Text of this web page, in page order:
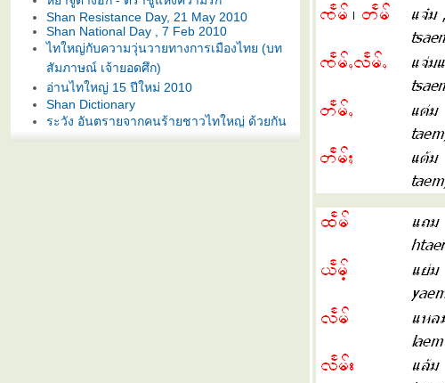
Shan Resistance Day, 21 May 2010
Shan National Day , 7 Feb 2010
ไทใหญ่กับความวุ่นวายทางการเมืองไทย (บท
สัมภาษณ์ เจ้ายอดศึก)
อ่านไทใหญ่ 15 ปีใหม่ 2010
Shan Dictionary
ระวัง อันตรายจากคนร้ายชาวไทใหญ่ ด้วยกัน